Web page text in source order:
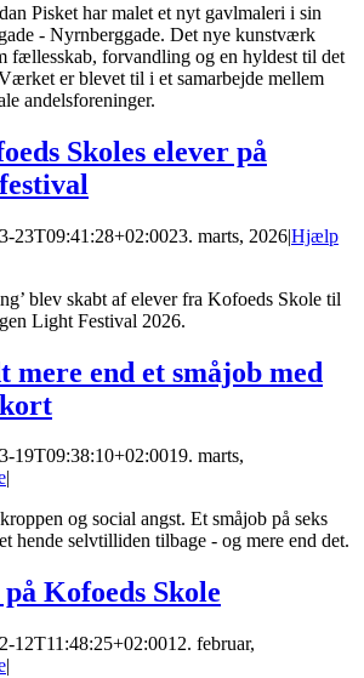
Pisket har malet et nyt gavlmaleri i sin
- Nyrnberggade. Det nye kunstværk
fællesskab, forvandling og en hyldest til det
er blevet til i et samarbejde mellem
andelsforeninger.
Skoles elever på
23T09:41:28+02:0023. marts, 2026|Hjælp
blev skabt af elever fra Kofoeds Skole til
Light Festival 2026.
mere end et småjob med
19T09:38:10+02:0019. marts,
|
og social angst. Et småjob på seks
hende selvtilliden tilbage - og mere end det.
Kofoeds Skole
12T11:48:25+02:0012. februar,
|